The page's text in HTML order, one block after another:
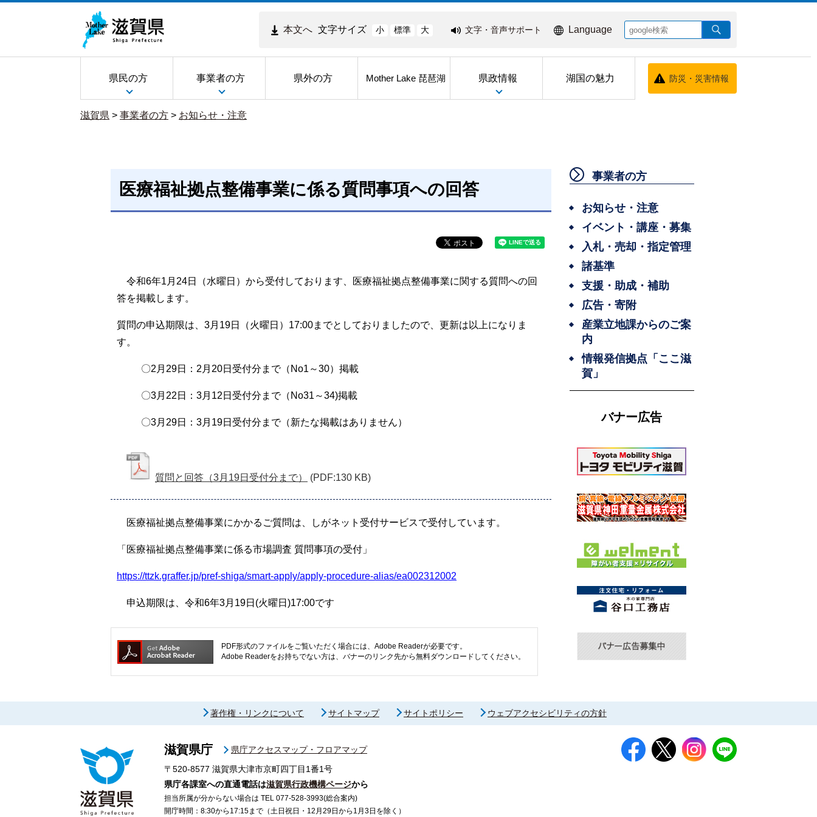
本文へ 文字サイズ 小 標準 大 文字・音声サポート Language
県民の方 事業者の方 県外の方 Mother Lake 琵琶湖 県政情報 湖国の魅力 防災・災害情報
滋賀県 > 事業者の方 > お知らせ・注意
医療福祉拠点整備事業に係る質問事項への回答
令和6年1月24日（水曜日）から受付しております、医療福祉拠点整備事業に関する質問への回
答を掲載します。
質問の申込期限は、3月19日（火曜日）17:00までとしておりましたので、更新は以上になりま
す。
〇2月29日：2月20日受付分まで（No1～30）掲載
〇3月22日：3月12日受付分まで（No31～34)掲載
〇3月29日：3月19日受付分まで（新たな掲載はありません）
質問と回答（3月19日受付分まで） (PDF:130 KB)
医療福祉拠点整備事業にかかるご質問は、しがネット受付サービスで受付しています。
「医療福祉拠点整備事業に係る市場調査 質問事項の受付」
https://ttzk.graffer.jp/pref-shiga/smart-apply/apply-procedure-alias/ea002312002
申込期限は、令和6年3月19日(火曜日)17:00です
PDF形式のファイルをご覧いただく場合には、Adobe Readerが必要です。
Adobe Readerをお持ちでない方は、バナーのリンク先から無料ダウンロードしてください。
事業者の方
お知らせ・注意
イベント・講座・募集
入札・売却・指定管理
諸基準
支援・助成・補助
広告・寄附
産業立地課からのご案
内
情報発信拠点「ここ滋
賀」
バナー広告
著作権・リンクについて サイトマップ サイトポリシー ウェブアクセシビリティの方針
滋賀県庁
県庁アクセスマップ・フロアマップ
〒520-8577 滋賀県大津市京町四丁目1番1号
県庁各課室への直通電話は滋賀県行政機構ページから
担当所属が分からない場合は TEL 077-528-3993(総合案内)
開庁時間：8:30から17:15まで（土日祝日・12月29日から1月3日を除く）